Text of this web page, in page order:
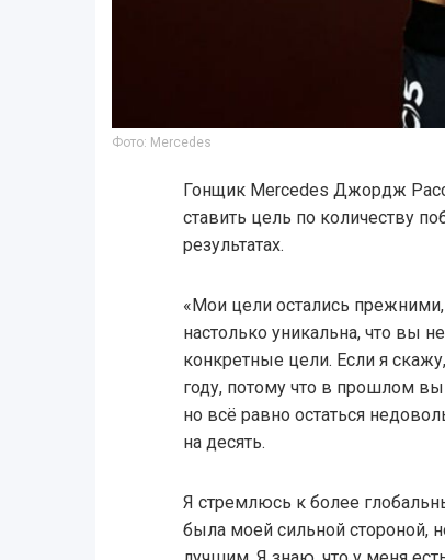
Фото: Mercedes
Гонщик Mercedes Джордж
ставить цель по количеству
результатах.
«Мои цели остались
настолько уникальна, что вы
конкретные цели. Если я
году, потому что в прошлом
но всё равно остаться
на десять.
Я стремлюсь к более
была моей сильной стороной,